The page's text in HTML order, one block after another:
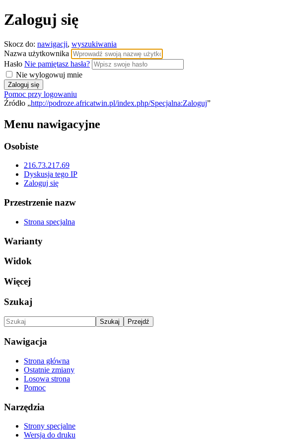
Zaloguj się
Skocz do: nawigacji, wyszukiwania
Nazwa użytkownika
Hasło Nie pamiętasz hasła?
Nie wylogowuj mnie
Pomoc przy logowaniu
Źródło „http://podroze.africatwin.pl/index.php/Specjalna:Zaloguj”
Menu nawigacyjne
Osobiste
216.73.217.69
Dyskusja tego IP
Zaloguj się
Przestrzenie nazw
Strona specjalna
Warianty
Widok
Więcej
Szukaj
Nawigacja
Strona główna
Ostatnie zmiany
Losowa strona
Pomoc
Narzędzia
Strony specjalne
Wersja do druku